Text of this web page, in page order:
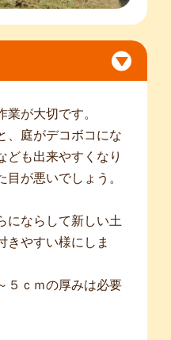
が大切です。
、庭がデコボコにな
ども出来やすくなり
目が悪いでしょう。
にならして新しい土
きやすい様にしま
５ｃｍの厚みは必要